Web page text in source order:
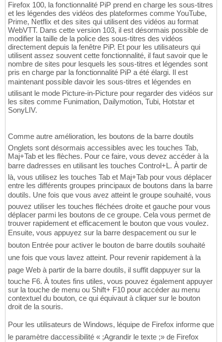
Firefox 100, la fonctionnalité PiP prend en charge les sous-titres
et les légendes des vidéos des plateformes comme YouTube,
Prime, Netflix et des sites qui utilisent des vidéos au format
WebVTT. Dans cette version 103, il est désormais possible de
modifier la taille de la police des sous-titres des vidéos
directement depuis la fenêtre PiP. Et pour les utilisateurs qui
utilisent assez souvent cette fonctionnalité, il faut savoir que le
nombre de sites pour lesquels les sous-titres et légendes sont
pris en charge par la fonctionnalité PiP a été élargi. Il est
maintenant possible davoir les sous-titres et légendes en
utilisant le mode Picture-in-Picture pour regarder des vidéos sur
les sites comme Funimation, Dailymotion, Tubi, Hotstar et
SonyLIV.
Comme autre amélioration, les boutons de la barre doutils
Onglets sont désormais accessibles avec les touches Tab,
Maj+Tab et les flèches. Pour ce faire, vous devez accéder à la
barre dadresses en utilisant les touches Control+L. À partir de
là, vous utilisez les touches Tab et Maj+Tab pour vous déplacer
entre les différents groupes principaux de boutons dans la barre
doutils. Une fois que vous avez atteint le groupe souhaité, vous
pouvez utiliser les touches fléchées droite et gauche pour vous
déplacer parmi les boutons de ce groupe. Cela vous permet de
trouver rapidement et efficacement le bouton que vous voulez.
Ensuite, vous appuyez sur la barre despacement ou sur le
bouton Entrée pour activer le bouton de barre doutils souhaité
une fois que vous lavez atteint. Pour revenir rapidement à la
page Web à partir de la barre doutils, il suffit dappuyer sur la
touche F6. À toutes fins utiles, vous pouvez également appuyer
sur la touche de menu ou Shift+ F10 pour accéder au menu
contextuel du bouton, ce qui équivaut à cliquer sur le bouton
droit de la souris.
Pour les utilisateurs de Windows, léquipe de Firefox informe que
le paramètre daccessibilité « ;Agrandir le texte ;» de Firefox